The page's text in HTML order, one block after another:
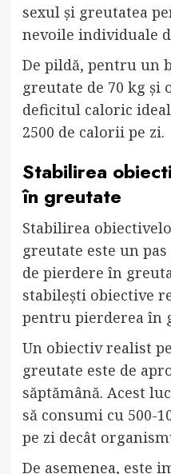
sexul și greutatea
nevoile individuale
De pildă, pentru un
greutate de 70 kg și
deficitul caloric
2500 de calorii pe zi.
Stabilirea
în greutate
Stabilirea
greutate este un
de pierdere în
stabilești obiective
pentru pierderea în
Un obiectiv realist
greutate este de
săptămână. Acest
să consumi cu 500-
pe zi decât
De asemenea, este